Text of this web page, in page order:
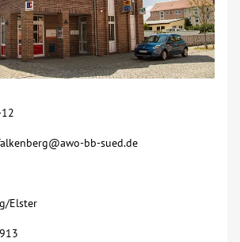
bb-sued.de
Elster